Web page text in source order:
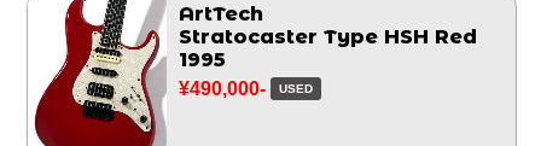
ArtTech
Stratocaster Type HSH Red
1995
¥490,000- USED